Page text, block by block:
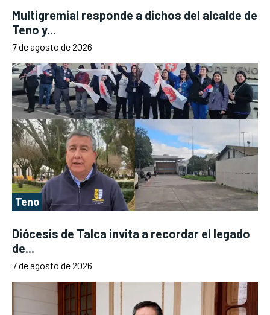
Multigremial responde a dichos del alcalde de
Teno y...
7 de agosto de 2026
Teno
Diócesis de Talca invita a recordar el legado
de...
7 de agosto de 2026